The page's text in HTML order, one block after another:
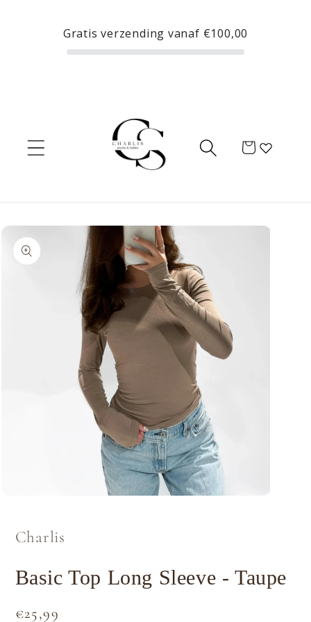
Gratis verzending vanaf €100,00
content
Winkelwagen
direct naar
modaal
Charlis
Basic Top Long Sleeve - Taupe
Normale
€25,99